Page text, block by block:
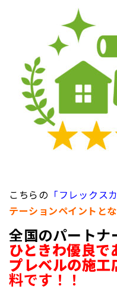
こちらの 「フレックス
テーションペイントと
全国のパートナ
ひときわ優良で
プレベルの施工
料です！！